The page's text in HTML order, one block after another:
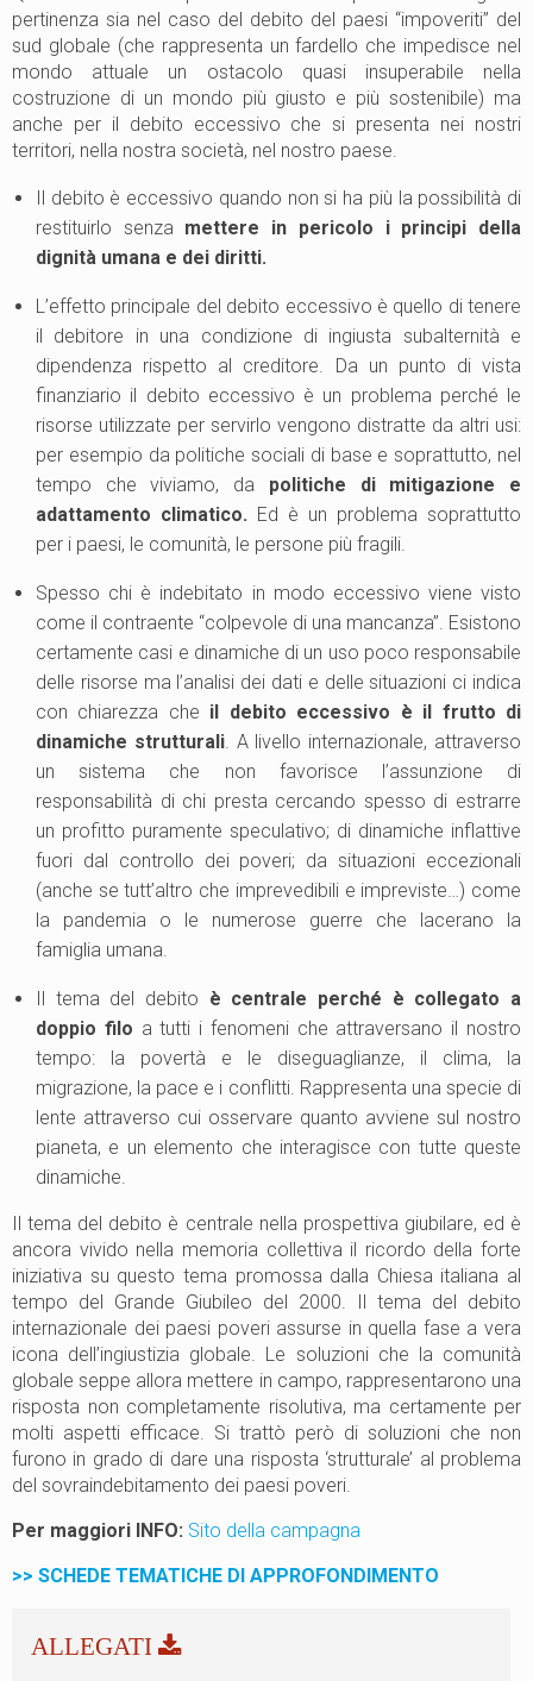
pertinenza sia nel caso del debito del paesi “impoveriti” del
sud globale (che rappresenta un fardello che impedisce nel
mondo attuale un ostacolo quasi insuperabile nella
costruzione di un mondo più giusto e più sostenibile) ma
anche per il debito eccessivo che si presenta nei nostri
territori, nella nostra società, nel nostro paese.
Il debito è eccessivo quando non si ha più la possibilità di
restituirlo senza mettere in pericolo i principi della
dignità umana e dei diritti.
L’effetto principale del debito eccessivo è quello di tenere
il debitore in una condizione di ingiusta subalternità e
dipendenza rispetto al creditore. Da un punto di vista
finanziario il debito eccessivo è un problema perché le
risorse utilizzate per servirlo vengono distratte da altri usi:
per esempio da politiche sociali di base e soprattutto, nel
tempo che viviamo, da politiche di mitigazione e
adattamento climatico. Ed è un problema soprattutto
per i paesi, le comunità, le persone più fragili.
Spesso chi è indebitato in modo eccessivo viene visto
come il contraente “colpevole di una mancanza”. Esistono
certamente casi e dinamiche di un uso poco responsabile
delle risorse ma l’analisi dei dati e delle situazioni ci indica
con chiarezza che il debito eccessivo è il frutto di
dinamiche strutturali. A livello internazionale, attraverso
un sistema che non favorisce l’assunzione di
responsabilità di chi presta cercando spesso di estrarre
un profitto puramente speculativo; di dinamiche inflattive
fuori dal controllo dei poveri; da situazioni eccezionali
(anche se tutt’altro che imprevedibili e impreviste…) come
la pandemia o le numerose guerre che lacerano la
famiglia umana.
Il tema del debito è centrale perché è collegato a
doppio filo a tutti i fenomeni che attraversano il nostro
tempo: la povertà e le diseguaglianze, il clima, la
migrazione, la pace e i conflitti. Rappresenta una specie di
lente attraverso cui osservare quanto avviene sul nostro
pianeta, e un elemento che interagisce con tutte queste
dinamiche.
Il tema del debito è centrale nella prospettiva giubilare, ed è
ancora vivido nella memoria collettiva il ricordo della forte
iniziativa su questo tema promossa dalla Chiesa italiana al
tempo del Grande Giubileo del 2000. Il tema del debito
internazionale dei paesi poveri assurse in quella fase a vera
icona dell’ingiustizia globale. Le soluzioni che la comunità
globale seppe allora mettere in campo, rappresentarono una
risposta non completamente risolutiva, ma certamente per
molti aspetti efficace. Si trattò però di soluzioni che non
furono in grado di dare una risposta ‘strutturale’ al problema
del sovraindebitamento dei paesi poveri.
Per maggiori INFO: Sito della campagna
>> SCHEDE TEMATICHE DI APPROFONDIMENTO